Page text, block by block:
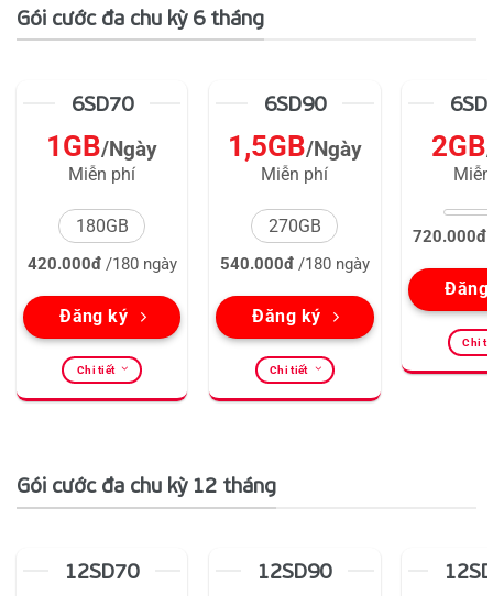
Gói cước đa chu kỳ 6 tháng
6SD70
1GB/Ngày
Miễn phí
180GB
420.000đ/180 ngày
Đăng ký
Chi tiết
6SD90
1,5GB/Ngày
Miễn phí
270GB
540.000đ/180 ngày
Đăng ký
Chi tiết
2GB
720.000đ
Đăng
Chi
Gói cước đa chu kỳ 12 tháng
12SD70 12SD90